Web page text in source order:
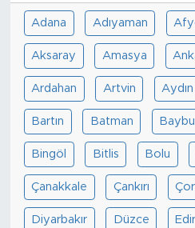
Adana Adıyaman
Aksaray Amasya
Ardahan Artvin Aydın
Bartın Batman
Bingöl Bitlis Bolu
Çanakkale Çankırı
Diyarbakır Düzce